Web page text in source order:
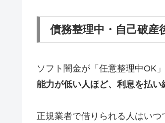
債務整理中・自己破
ソフト闇金が「任意整理中OK
能力が低い人ほど、利息を払
正規業者で借りられる人はい